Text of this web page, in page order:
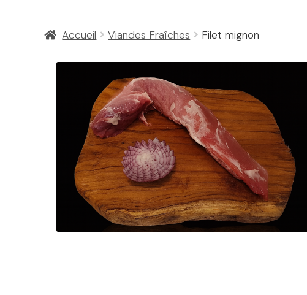
Accueil Viandes Fraîches Filet mignon